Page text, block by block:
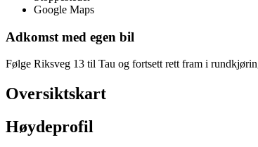
Google Maps
Adkomst med egen bil
Følge Riksveg 13 til Tau og fortsett rett fram i
Oversiktskart
Høydeprofil